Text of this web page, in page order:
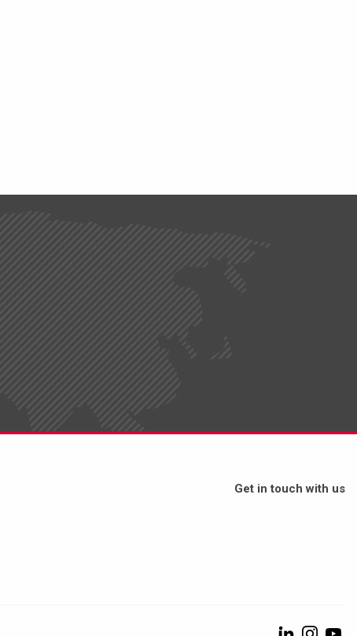
Get in touch with us